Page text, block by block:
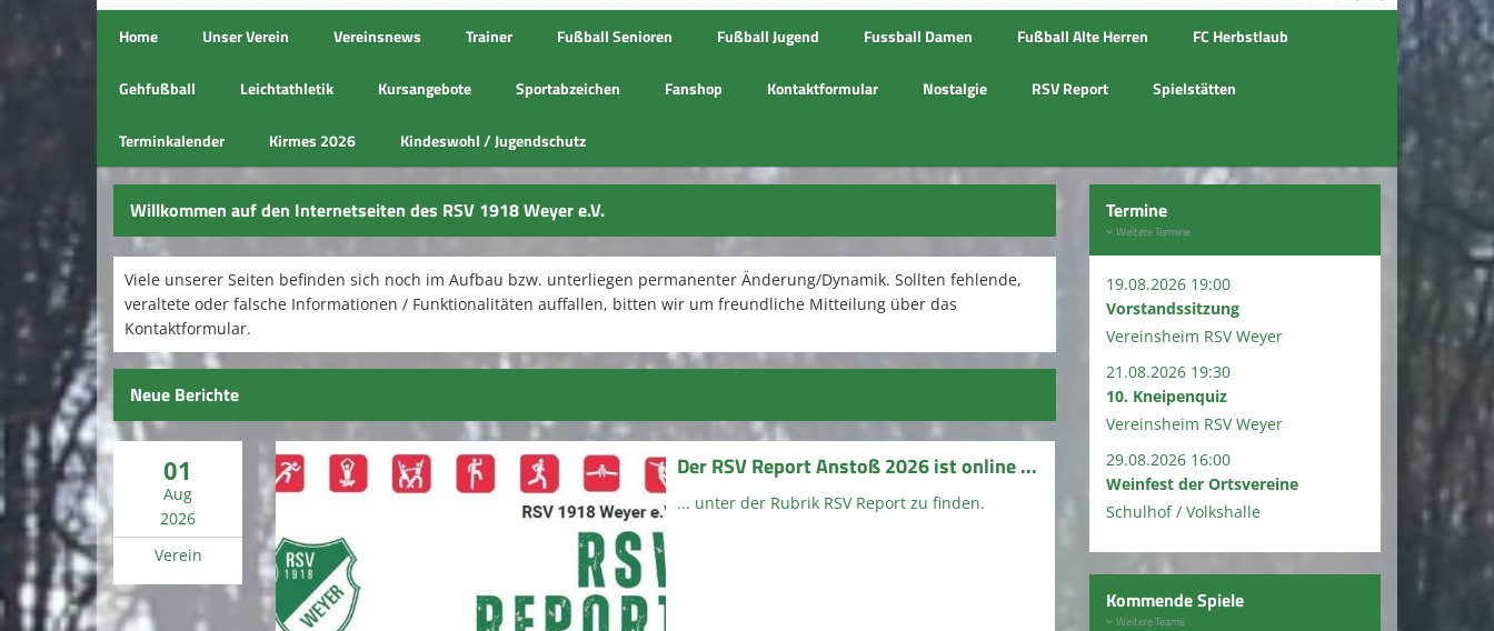
Home Unser Verein Vereinsnews Trainer Fußball Senioren Fußball Jugend Fussball Damen Fußball Alte Herren FC Herbstlaub
Gehfußball Leichtathletik Kursangebote Sportabzeichen Fanshop Kontaktformular Nostalgie RSV Report Spielstätten
Terminkalender Kirmes 2026 Kindeswohl / Jugendschutz
Willkommen auf den Internetseiten des RSV 1918 Weyer e.V.
Viele unserer Seiten befinden sich noch im Aufbau bzw. unterliegen permanenter Änderung/Dynamik. Sollten fehlende,
veraltete oder falsche Informationen / Funktionalitäten auffallen, bitten wir um freundliche Mitteilung über das
Kontaktformular.
Neue Berichte
01
Aug
2026
Verein
Der RSV Report Anstoß 2026 ist online ...
... unter der Rubrik RSV Report zu finden.
Termine
Weitere Termine
19.08.2026 19:00
Vorstandssitzung
Vereinsheim RSV Weyer
21.08.2026 19:30
10. Kneipenquiz
Vereinsheim RSV Weyer
29.08.2026 16:00
Weinfest der Ortsvereine
Schulhof / Volkshalle
Kommende Spiele
Weitere Teams